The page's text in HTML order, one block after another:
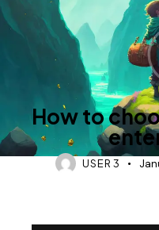
How to
USER 3